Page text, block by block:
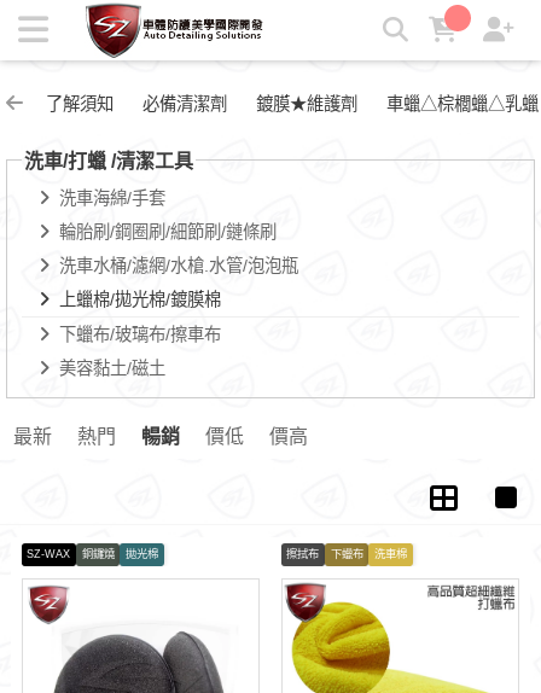
上蠟棉/拋光棉/鍍膜棉 | SZ車體防護
了解須知 必備清潔劑 鍍膜★維護劑 車蠟△棕櫚蠟△乳蠟
洗車/打蠟 /清潔工具
洗車海綿/手套
輪胎刷/鋼圈刷/細節刷/鏈條刷
洗車水桶/濾網/水槍.水管/泡泡瓶
上蠟棉/拋光棉/鍍膜棉
下蠟布/玻璃布/擦車布
美容黏土/磁土
最新 熱門 暢銷 價低 價高
SZ-WAX 銅鑼燒 拋光棉 擦拭布 下蠟布 洗車棉